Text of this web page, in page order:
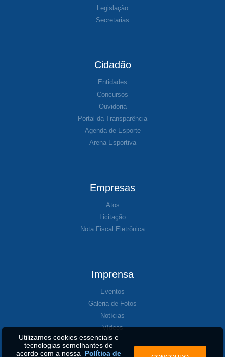
Legislação
Secretarias
Cidadão
Entidades
Concursos
Ouvidoria
Portal da Transparência
Agenda de Esporte
Arena Esportiva
Empresas
Atos
Licitação
Nota Fiscal Eletrônica
Imprensa
Eventos
Galeria de Fotos
Notícias
Vídeos
Utilizamos cookies essenciais e
tecnologias semelhantes de
acordo com a nossa Política de